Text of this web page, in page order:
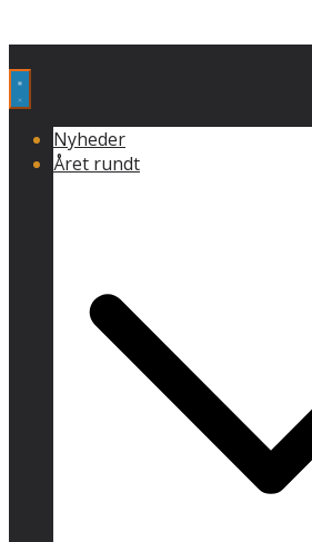
Nyheder
Året rundt